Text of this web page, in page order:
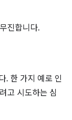
진합니다.
. 한 가지 예로 인
고 시도하는 심